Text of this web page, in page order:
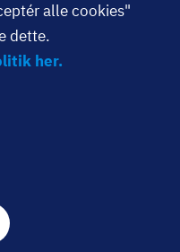
alle cookies"
dette.
her.